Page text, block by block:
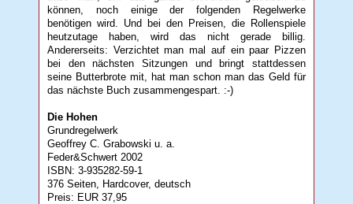
können, noch einige der folgenden Regelwerke
benötigen wird. Und bei den Preisen, die Rollenspiele
heutzutage haben, wird das nicht gerade billig.
Andererseits: Verzichtet man mal auf ein paar Pizzen
bei den nächsten Sitzungen und bringt stattdessen
seine Butterbrote mit, hat man schon man das Geld für
das nächste Buch zusammengespart. :-)
Die Hohen
Grundregelwerk
Geoffrey C. Grabowski u. a.
Feder&Schwert 2002
ISBN: 3-935282-59-1
376 Seiten, Hardcover, deutsch
Preis: EUR 37,95